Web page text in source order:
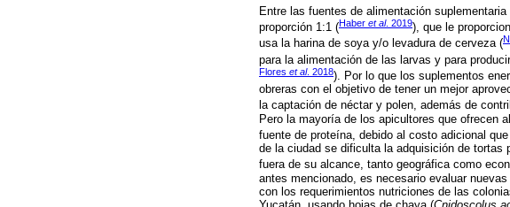
Entre las fuentes de alimentación
proporción 1:1 (Haber et al. 2019), que le
usa la harina de soya y/o levadura de cerveza (
para la alimentación de las larvas y para
Flores et al. 2018). Por lo que los suplementos
obreras con el objetivo de tener un mejor
la captación de néctar y polen, además de
Pero la mayoría de los apicultores que ofrecen
fuente de proteína, debido al costo adicional
de la ciudad se dificulta la adquisición de
fuera de su alcance, tanto geográfica como
antes mencionado, es necesario evaluar
con los requerimientos nutriciones de las